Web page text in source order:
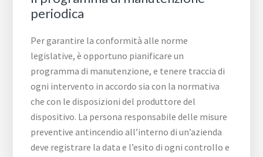
periodica
Per garantire la conformità alle norme
legislative, è opportuno pianificare un
programma di manutenzione, e tenere traccia di
ogni intervento in accordo sia con la normativa
che con le disposizioni del produttore del
dispositivo. La persona responsabile delle misure
preventive antincendio all’interno di un’azienda
deve registrare la data e l’esito di ogni controllo e